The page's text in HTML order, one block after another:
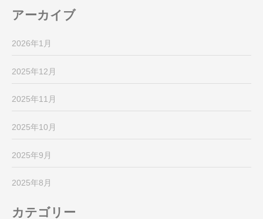
アーカイブ
2026年1月
2025年12月
2025年11月
2025年10月
2025年9月
2025年8月
カテゴリー